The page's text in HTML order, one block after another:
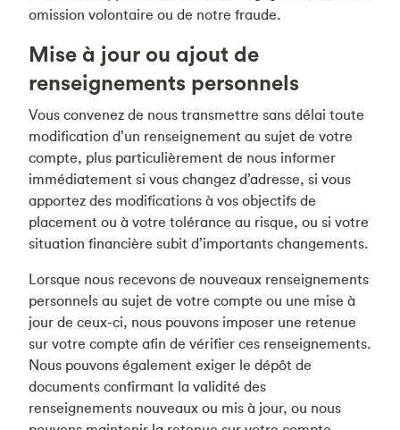
omission volontaire ou de notre fraude.
Mise à jour ou ajout de
renseignements personnels
Vous convenez de nous transmettre sans délai toute
modification d’un renseignement au sujet de votre
compte, plus particulièrement de nous informer
immédiatement si vous changez d’adresse, si vous
apportez des modifications à vos objectifs de
placement ou à votre tolérance au risque, ou si votre
situation financière subit d’importants changements.
Lorsque nous recevons de nouveaux renseignements
personnels au sujet de votre compte ou une mise à
jour de ceux-ci, nous pouvons imposer une retenue
sur votre compte afin de vérifier ces renseignements.
Nous pouvons également exiger le dépôt de
documents confirmant la validité des
renseignements nouveaux ou mis à jour, ou nous